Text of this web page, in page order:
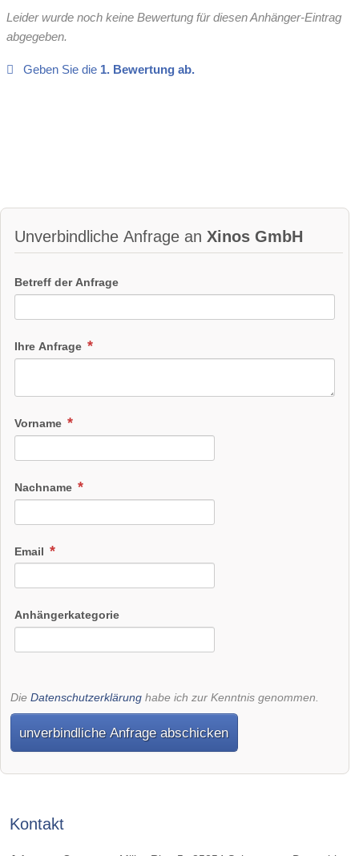
Leider wurde noch keine Bewertung für diesen Anhänger-Eintrag
abgegeben.
Geben Sie die 1. Bewertung ab.
Unverbindliche Anfrage an Xinos GmbH
Betreff der Anfrage
Ihre Anfrage
Vorname
Nachname
Email
Anhängerkategorie
Die Datenschutzerklärung habe ich zur Kenntnis genommen.
unverbindliche Anfrage abschicken
Kontakt